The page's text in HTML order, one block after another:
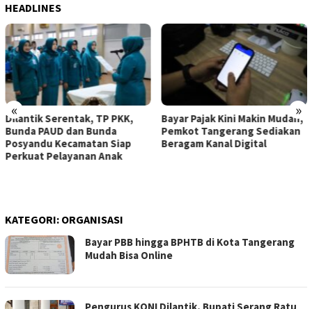
HEADLINES
« »
Dilantik Serentak, TP PKK,
Bunda PAUD dan Bunda
Posyandu Kecamatan Siap
Perkuat Pelayanan Anak
Bayar Pajak Kini Makin Mudah,
Pemkot Tangerang Sediakan
Beragam Kanal Digital
KATEGORI: ORGANISASI
Bayar PBB hingga BPHTB di Kota Tangerang
Mudah Bisa Online